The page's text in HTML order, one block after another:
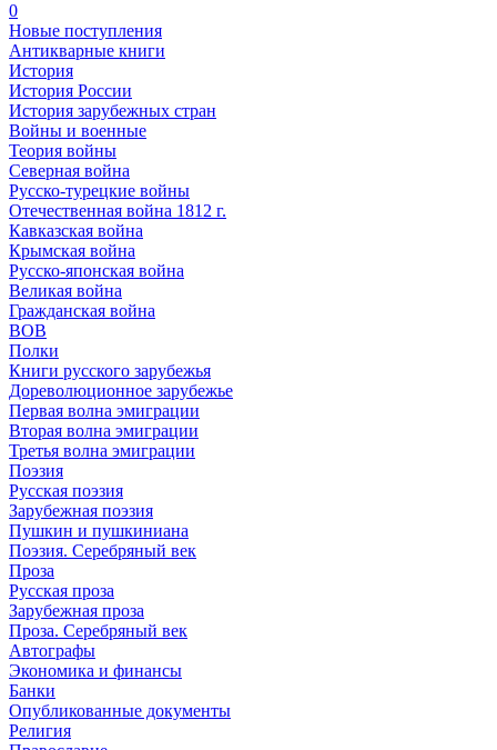
0
Новые поступления
Антикварные книги
История
История России
История зарубежных стран
Войны и военные
Теория войны
Северная война
Русско-турецкие войны
Отечественная война 1812 г.
Кавказская война
Крымская война
Русско-японская война
Великая война
Гражданская война
ВОВ
Полки
Книги русского зарубежья
Дореволюционное зарубежье
Первая волна эмиграции
Вторая волна эмиграции
Третья волна эмиграции
Поэзия
Русская поэзия
Зарубежная поэзия
Пушкин и пушкиниана
Поэзия. Серебряный век
Проза
Русская проза
Зарубежная проза
Проза. Серебряный век
Автографы
Экономика и финансы
Банки
Опубликованные документы
Религия